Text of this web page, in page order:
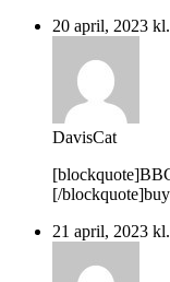
20 april, 2023
DavisCat
[/
21 april, 2023